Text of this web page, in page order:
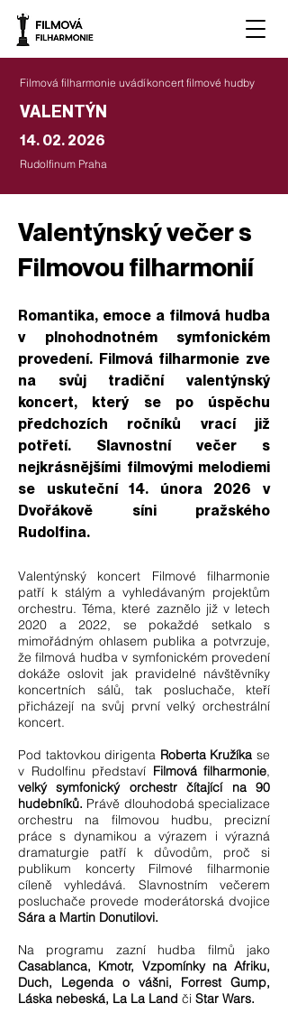
Filmová filharmonie uvádíkoncert filmové hudby
VALENTÝN
14. 02. 2026
Rudolfinum Praha
Valentýnský večer s
Filmovou filharmonií
Romantika, emoce a filmová hudba
v plnohodnotném symfonickém
provedení. Filmová filharmonie zve
na svůj tradiční valentýnský
koncert, který se po úspěchu
předchozích ročníků vrací již
potřetí. Slavnostní večer s
nejkrásnějšími filmovými melodiemi
se uskuteční 14. února 2026 v
Dvořákově síni pražského
Rudolfina.
Valentýnský koncert Filmové filharmonie
patří k stálým a vyhledávaným projektům
orchestru. Téma, které zaznělo již v letech
2020 a 2022, se pokaždé setkalo s
mimořádným ohlasem publika a potvrzuje,
že filmová hudba v symfonickém provedení
dokáže oslovit jak pravidelné návštěvníky
koncertních sálů, tak posluchače, kteří
přicházejí na svůj první velký orchestrální
koncert.
Pod taktovkou dirigenta Roberta Kružíka se
v Rudolfinu představí Filmová filharmonie,
velký symfonický orchestr čítající na 90
hudebníků. Právě dlouhodobá specializace
orchestru na filmovou hudbu, precizní
práce s dynamikou a výrazem i výrazná
dramaturgie patří k důvodům, proč si
publikum koncerty Filmové filharmonie
cíleně vyhledává. Slavnostním večerem
posluchače provede moderátorská dvojice
Sára a Martin Donutilovi.
Na programu zazní hudba filmů jako
Casablanca, Kmotr, Vzpomínky na Afriku,
Duch, Legenda o vášni, Forrest Gump,
Láska nebeská, La La Land či Star Wars.